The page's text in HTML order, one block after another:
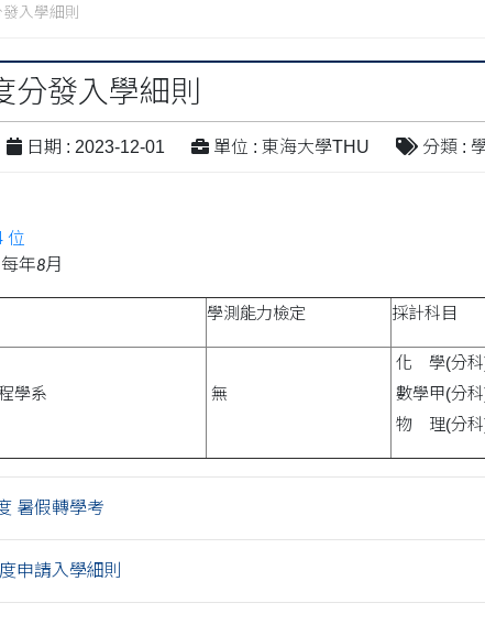
入學細則
分發入學細則
日期 : 2023-12-01 單位 : 東海大學THU 分類 :
位
年8月
學測能力檢定 採計科目
學系 無
化 學(分科
數學甲(分
物 理(分科
暑假轉學考
申請入學細則